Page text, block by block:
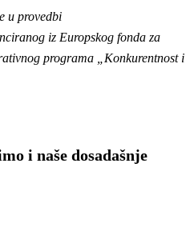
u provedbi
iz Europskog fonda za
programa
„Konkurentnost i
i naše dosadašnje